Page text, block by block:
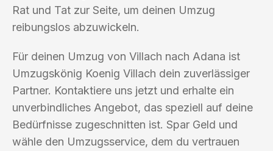
Rat und Tat zur Seite, um deinen Umzug
reibungslos abzuwickeln.
Für deinen Umzug von Villach nach Adana ist
Umzugskönig Koenig Villach dein zuverlässiger
Partner. Kontaktiere uns jetzt und erhalte ein
unverbindliches Angebot, das speziell auf deine
Bedürfnisse zugeschnitten ist. Spar Geld und
wähle den Umzugsservice, dem du vertrauen